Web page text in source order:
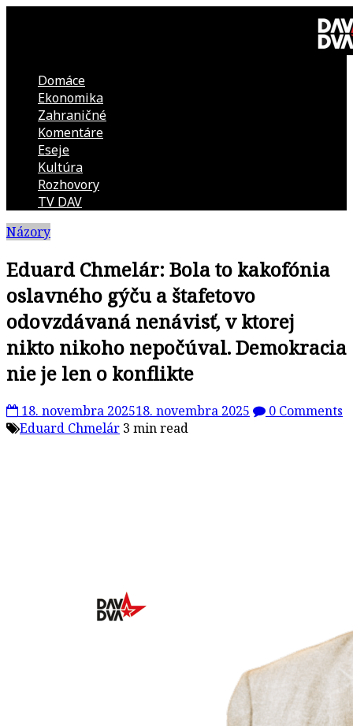
DAV
DVA
kultúrno-
politická
revue
Domáce
Ekonomika
Zahraničné
Komentáre
Eseje
Kultúra
Rozhovory
TV DAV
Názory
Eduard Chmelár: Bola to kakofónia
oslavného gýču a štafetovo
odovzdávaná nenávisť, v ktorej
nikto nikoho nepočúval. Demokracia
nie je len o konflikte
18. novembra 202518. novembra 2025
0 Comments
Eduard Chmelár 3 min read